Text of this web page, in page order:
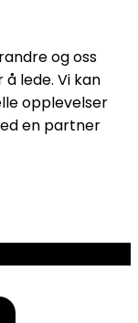
og oss
å lede. Vi kan
opplevelser
en partner